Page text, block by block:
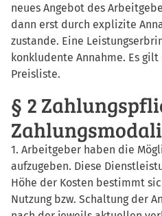
neues Angebot des
dann erst durch explizite
zustande. Eine
konkludente Annahme. Es
Preisliste.
§ 2
1. Arbeitgeber haben die
aufzugeben. Diese
Höhe der Kosten bestimmt
Nutzung bzw. Schaltung der